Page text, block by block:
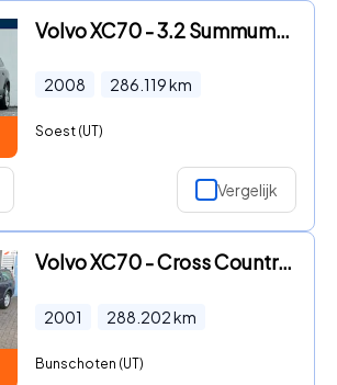
Volvo XC70 - 3.2 Summum | 2008 | Automaat | Youngtimer |
2008 286.119km
Soest (UT)
Vergelijk
Volvo XC70 - Cross Country 2.4 T AWD Ocean Race NL Auto|NAP|Gereviseerde
2001 288.202km
Bunschoten (UT)